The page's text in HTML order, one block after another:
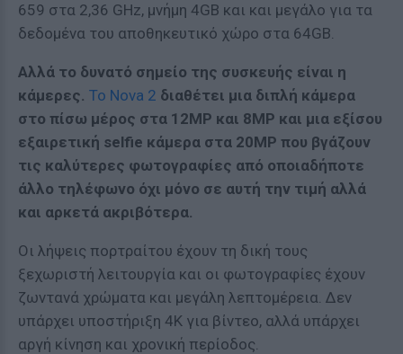
659 στα 2,36 GHz, μνήμη 4GB και και μεγάλο για τα
δεδομένα του αποθηκευτικό χώρο στα 64GB.
Αλλά το δυνατό σημείο της συσκευής είναι η
κάμερες. Το Nova 2 διαθέτει μια διπλή κάμερα
στο πίσω μέρος στα 12MP και 8MP και μια εξίσου
εξαιρετική selfie κάμερα στα 20MP που βγάζουν
τις καλύτερες φωτογραφίες από οποιαδήποτε
άλλο τηλέφωνο όχι μόνο σε αυτή την τιμή αλλά
και αρκετά ακριβότερα.
Οι λήψεις πορτραίτου έχουν τη δική τους
ξεχωριστή λειτουργία και οι φωτογραφίες έχουν
ζωντανά χρώματα και μεγάλη λεπτομέρεια. Δεν
υπάρχει υποστήριξη 4K για βίντεο, αλλά υπάρχει
αργή κίνηση και χρονική περίοδος.